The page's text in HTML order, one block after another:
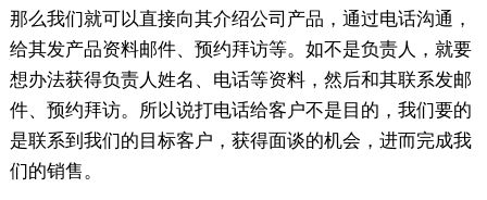
那么我们就可以直接向其介绍公司产品，通过电话沟通，
给其发产品资料邮件、预约拜访等。如不是负责人，就要
想办法获得负责人姓名、电话等资料，然后和其联系发邮
件、预约拜访。所以说打电话给客户不是目的，我们要的
是联系到我们的目标客户，获得面谈的机会，进而完成我
们的销售。